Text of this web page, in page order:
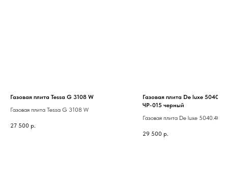
Газовая плита Tessa G 3108 W
Газовая плита Tessa G 3108 W
27 500 р.
Газовая плита De luxe
ЧР-015 черный
Газовая плита De luxe 5040.40Г
29 500 р.